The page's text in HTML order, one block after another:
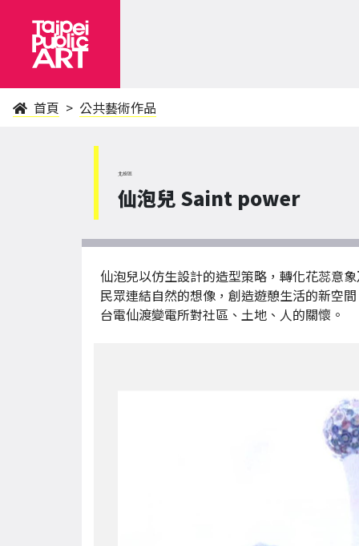
首頁 公共藝術作品
北投區
仙泡兒 Saint power
仙泡兒以仿生設計的造型策略，轉化花蕊意
民眾連結自然的想像，創造遊憩生活的新空
台電仙渡變電所對社區、土地、人的關懷。